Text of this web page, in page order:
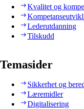
Kvalitet og
Lederutdanning
Tilskudd
Temasider
Sikkerhet og
Læremidler
Digitalisering